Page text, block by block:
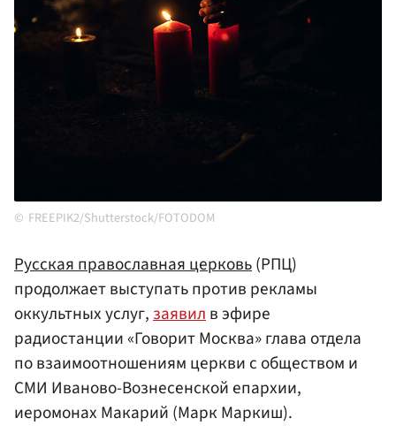
FREEPIK2/Shutterstock/FOTODOM
Русская православная церковь(РПЦ)
продолжает выступать против рекламы
оккультных услуг,заявилв эфире
радиостанции «Говорит Москва» глава отдела
по взаимоотношениям церкви с обществом и
СМИ Иваново-Вознесенской епархии,
иеромонах Макарий (Марк Маркиш).